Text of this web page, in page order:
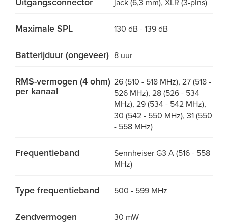
jack (6,3 mm), XLR (3-pins)
Maximale SPL 130 dB - 139 dB
Batterijduur (ongeveer) 8 uur
RMS-vermogen (4 ohm)
per kanaal
26 (510 - 518 MHz), 27 (518 -
526 MHz), 28 (526 - 534
MHz), 29 (534 - 542 MHz),
30 (542 - 550 MHz), 31 (550
- 558 MHz)
Frequentieband
Sennheiser G3 A (516 - 558
MHz)
Type frequentieband 500 - 599 MHz
Zendvermogen 30 mW